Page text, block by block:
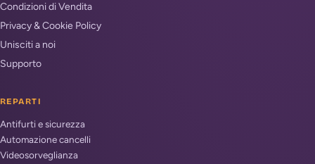
Condizioni di Vendita
Privacy & Cookie Policy
Unisciti a noi
Supporto
REPARTI
Antifurti e sicurezza
Automazione cancelli
Videosorveglianza